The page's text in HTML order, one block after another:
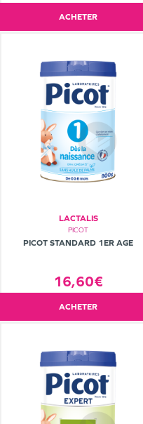
ACHETER
LACTALIS
PICOT
PICOT STANDARD 1ER AGE
16,60€
ACHETER